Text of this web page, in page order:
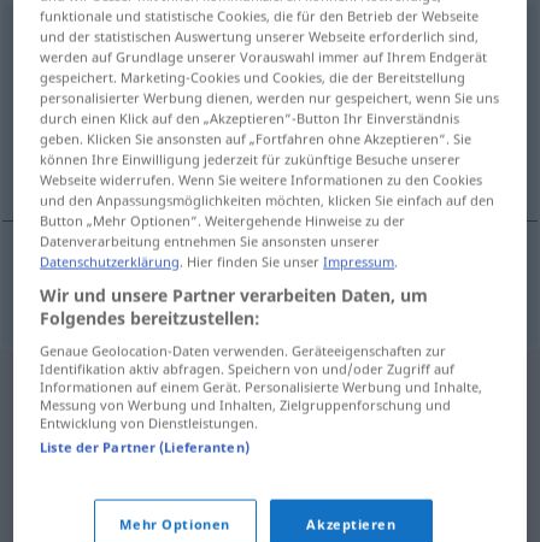
Fahrtüchtigkeitf <Fahrtüchtigkeit>
Übersicht aller Übersetzungen
(Für mehr Details die Übersetzung anklicken/antippen)
vozačka sposobnost
vozačkasposobnost Fahrtüchtigkeit
funktionale und statistische Cookies, die für den Betrieb der Webseite
und der statistischen Auswertung unserer Webseite erforderlich sind,
werden auf Grundlage unserer Vorauswahl immer auf Ihrem Endgerät
gespeichert. Marketing-Cookies und Cookies, die der Bereitstellung
personalisierter Werbung dienen, werden nur gespeichert, wenn Sie uns
durch einen Klick auf den „Akzeptieren“-Button Ihr Einverständnis
geben. Klicken Sie ansonsten auf „Fortfahren ohne Akzeptieren“. Sie
können Ihre Einwilligung jederzeit für zukünftige Besuche unserer
Webseite widerrufen. Wenn Sie weitere Informationen zu den Cookies
und den Anpassungsmöglichkeiten möchten, klicken Sie einfach auf den
Button „Mehr Optionen“. Weitergehende Hinweise zu der
Datenverarbeitung entnehmen Sie ansonsten unserer
Datenschutzerklärung. Hier finden Sie unserImpressum.
Wir und unsere Partner verarbeiten Daten, um
Folgendes bereitzustellen:
Genaue Geolocation-Daten verwenden. Geräteeigenschaften zur
Identifikation aktiv abfragen. Speichern von und/oder Zugriff auf
Informationen auf einem Gerät. Personalisierte Werbung und Inhalte,
Messung von Werbung und Inhalten, Zielgruppenforschung und
Entwicklung von Dienstleistungen.
Liste der Partner (Lieferanten)
Mehr Optionen Akzeptieren